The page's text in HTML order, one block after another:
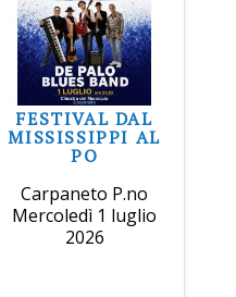
FESTIVAL DAL
MISSISSIPPI AL
PO
Carpaneto P.no
Mercoledì 1 luglio
2026